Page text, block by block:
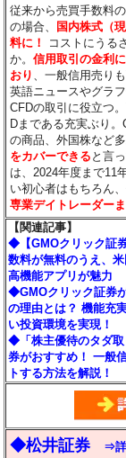
従来から売買手数料
の場合、
国内株式（
料に！
コストにうる
か。信用取引の金利
おり
、一般信用売り
英語ニュースやグラ
CFDの取引に役立つ
Dまである充実ぶり
の商品、外国株など
をカバーできる と言
は、2024年度まで11
い初心者はもちろん
専業デイトレーダー
【関連記事】
◆【GMOクリック証
数料が無料のうえ、
高機能アプリが魅力
◆GMOクリック証券
の理由とは？ 機能充
い投資環境を実現！
◆「株主優待のタダ取
券がおすすめ！ 一般
トする方法を解説！
◆松井証券 ⇒詳